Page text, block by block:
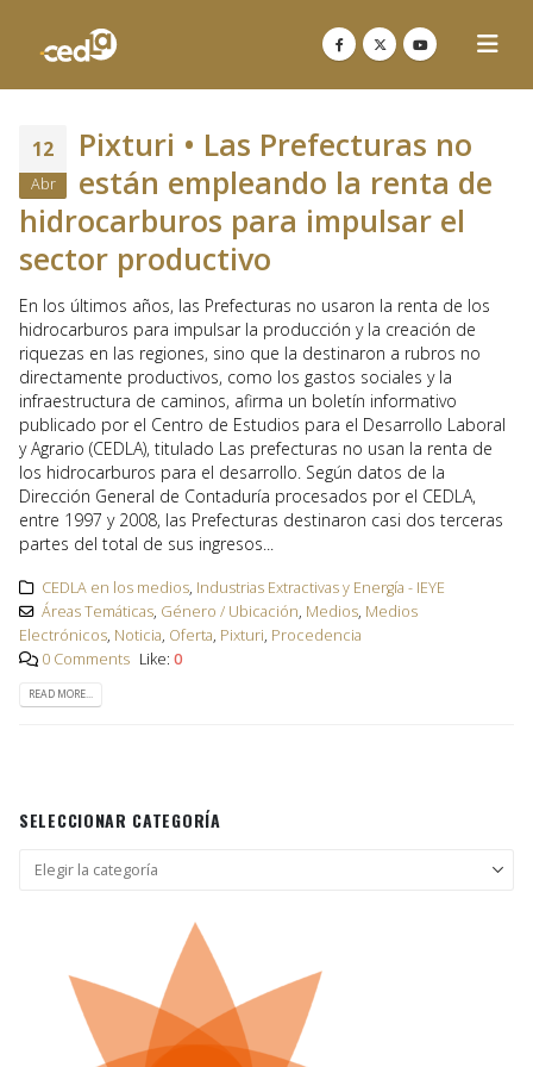
12
Abr
Pixturi • Las Prefecturas no
están empleando la renta de
hidrocarburos para impulsar el
sector productivo
En los últimos años, las Prefecturas no usaron la renta de los
hidrocarburos para impulsar la producción y la creación de
riquezas en las regiones, sino que la destinaron a rubros no
directamente productivos, como los gastos sociales y la
infraestructura de caminos, afirma un boletín informativo
publicado por el Centro de Estudios para el Desarrollo Laboral
y Agrario (CEDLA), titulado Las prefecturas no usan la renta de
los hidrocarburos para el desarrollo. Según datos de la
Dirección General de Contaduría procesados por el CEDLA,
entre 1997 y 2008, las Prefecturas destinaron casi dos terceras
partes del total de sus ingresos...
CEDLA en los medios, Industrias Extractivas y Energía - IEYE
Áreas Temáticas, Género / Ubicación, Medios, Medios
Electrónicos, Noticia, Oferta, Pixturi, Procedencia
0 Comments Like: 0
READ MORE...
SELECCIONAR CATEGORÍA
Seleccionar
categoría